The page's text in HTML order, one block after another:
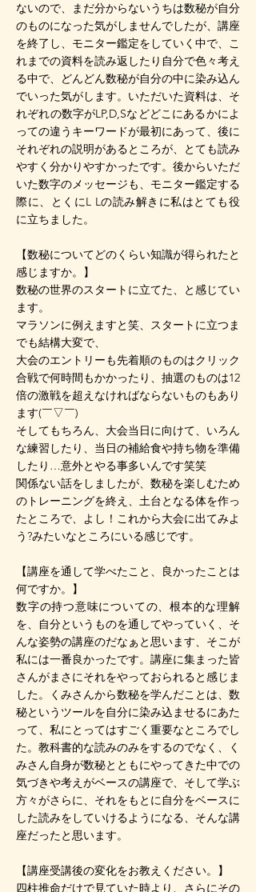
ないので、まだ分からないうちは数秘が自分
のものになった気がしませんでしたが、講座
を終了し、モニター鑑定をしていく中で、こ
れまでの資料を読み返したり自分で色々考え
る中で、どんどん数秘が自分の中に染み込ん
でいった気がします。いただいた資料は、そ
れぞれの数字がLP,D,Sなどどこにあるかによ
っての違うキーワードが最初にあって、後に
それぞれの説明があるところが、とても読み
やすく分かりやすかったです。後からいただ
いた数字のメッセージも、モニター鑑定する
際に、とくにL Lの読み解きに私はとても役
に立ちました。
【数秘についてどのくらい知識が得られたと
感じますか。】
数秘の世界のスタートに立てた、と感じてい
ます。
マラソンに例えますと笑、スタートに立つま
でも結構大変で、
大会のエントリーも先着順のものはクリック
合戦で何時間もかかったり、抽選のものは12
倍の激戦を超えなければならないものもあり
ます(￣▽￣)
そしてもちろん、大会当日に向けて、いろん
な練習したり、当日の補給食や持ち物を準備
したり…意外とやる事多いんです笑笑
関係ない話をしましたが、数秘を楽しむため
のトレーニングを終え、土台となる体を作っ
たところで、よし！これから大会に出てみよ
う?みたいなところにいる感じです。
【講座を通して学べたこと、良かったことは
何ですか。】
数字の持つ意味についての、根本的な理解
を、自分というものを通してやっていく、そ
んな姿勢の講座のだなぁと思います、そこが
私には一番良かったです。講座に集まった皆
さんがまさにそれをやっておられると感じま
した。くみさんから数秘を学んだことは、数
秘というツールを自分に染み込ませるにあた
って、私にとってはすごく重要なところでし
た。教科書的な読みのみをするのでなく、く
みさん自身が数秘とともにやってきた中での
気づきや考えがベースの講座で、そして学ぶ
方々がさらに、それをもとに自分をベースに
した読みをしていけるようになる、そんな講
座だったと思います。
【講座受講後の変化をお教えください。】
四柱推命だけで見ていた時より、さらにその